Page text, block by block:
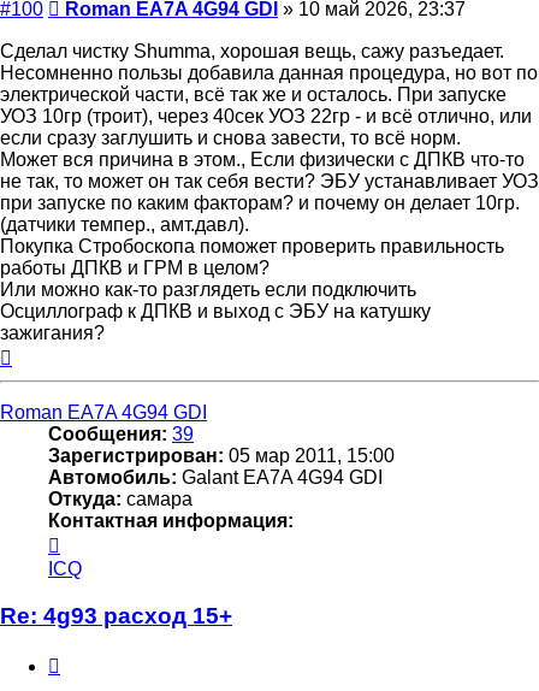
#100 Сообщение
Roman EA7A 4G94 GDI » 10 май 2026, 23:37
Сделал чистку Shumma, хорошая вещь, сажу разъедает.
Несомненно пользы добавила данная процедура, но вот по
электрической части, всё так же и осталось. При запуске
УОЗ 10гр (троит), через 40сек УОЗ 22гр - и всё отлично, или
если сразу заглушить и снова завести, то всё норм.
Может вся причина в этом., Если физически с ДПКВ что-то
не так, то может он так себя вести? ЭБУ устанавливает УОЗ
при запуске по каким факторам? и почему он делает 10гр.
(датчики темпер., амт.давл).
Покупка Стробоскопа поможет проверить правильность
работы ДПКВ и ГРМ в целом?
Или можно как-то разглядеть если подключить
Осциллограф к ДПКВ и выход с ЭБУ на катушку
зажигания?
Roman EA7A 4G94 GDI
Сообщения: 39
Зарегистрирован: 05 мар 2011, 15:00
Автомобиль: Galant EA7A 4G94 GDI
Откуда: самара
Контактная информация:
информация
пользователя
Roman
EA7A
GDI
ICQ
Re: 4g93 расход 15+